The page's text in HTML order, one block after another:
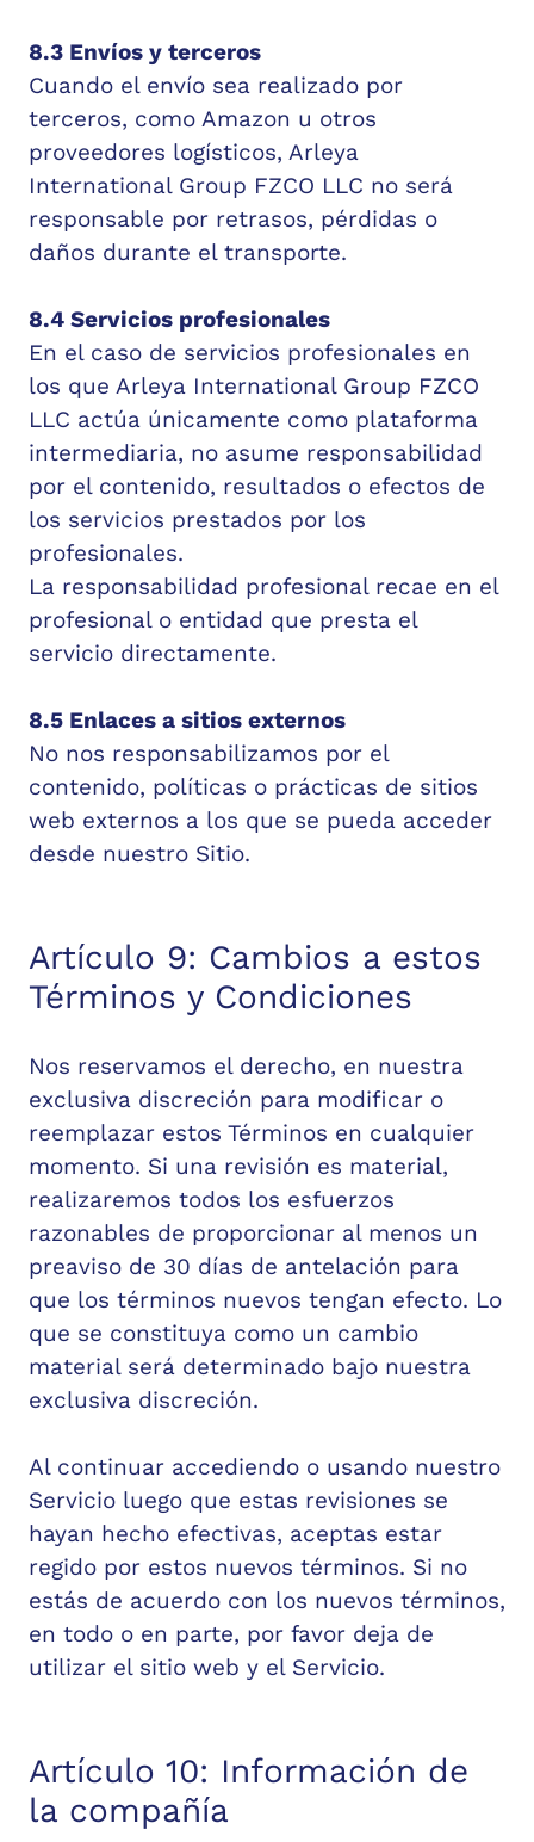
8.3 Envíos y terceros
Cuando el envío sea realizado por
terceros, como Amazon u otros
proveedores logísticos, Arleya
International Group FZCO LLC no será
responsable por retrasos, pérdidas o
daños durante el transporte.
8.4 Servicios profesionales
En el caso de servicios profesionales en
los que Arleya International Group FZCO
LLC actúa únicamente como plataforma
intermediaria, no asume responsabilidad
por el contenido, resultados o efectos de
los servicios prestados por los
profesionales.
La responsabilidad profesional recae en el
profesional o entidad que presta el
servicio directamente.
8.5 Enlaces a sitios externos
No nos responsabilizamos por el
contenido, políticas o prácticas de sitios
web externos a los que se pueda acceder
desde nuestro Sitio.
Artículo 9: Cambios a estos
Términos y Condiciones
Nos reservamos el derecho, en nuestra
exclusiva discreción para modificar o
reemplazar estos Términos en cualquier
momento. Si una revisión es material,
realizaremos todos los esfuerzos
razonables de proporcionar al menos un
preaviso de 30 días de antelación para
que los términos nuevos tengan efecto. Lo
que se constituya como un cambio
material será determinado bajo nuestra
exclusiva discreción.
Al continuar accediendo o usando nuestro
Servicio luego que estas revisiones se
hayan hecho efectivas, aceptas estar
regido por estos nuevos términos. Si no
estás de acuerdo con los nuevos términos,
en todo o en parte, por favor deja de
utilizar el sitio web y el Servicio.
Artículo 10: Información de
la compañía